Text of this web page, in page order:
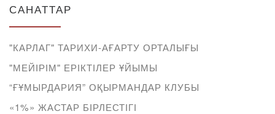
САНАТТАР
"КАРЛАГ" ТАРИХИ-АҒАРТУ ОРТАЛЫҒЫ
"МЕЙІРІМ" ЕРІКТІЛЕР ҰЙЫМЫ
“ҒҰМЫРДАРИЯ” ОҚЫРМАНДАР КЛУБЫ
«1%» ЖАСТАР БІРЛЕСТІГІ